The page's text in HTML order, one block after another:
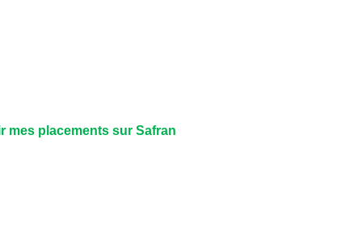
mes placements sur Safran